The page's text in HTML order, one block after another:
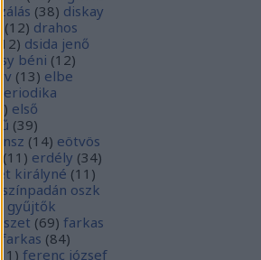
(38) diskay
(12) drahos
12) dsida jenő
béni (12)
(13) elbe
) első
(39)
ensz (14) eötvös
(11 ) erdély (34)
királyné (11 )
színpadán oszk
gyűjtők
(69) farkas
(84)
11 ) ferenc józsef